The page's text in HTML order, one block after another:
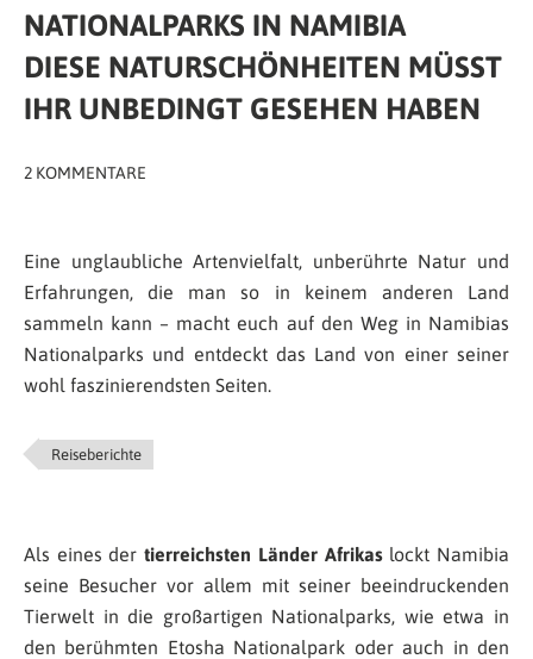
NATIONALPARKS IN NAMIBIA
DIESE NATURSCHÖNHEITEN MÜSST
IHR UNBEDINGT GESEHEN HABEN
2 KOMMENTARE
Eine unglaubliche Artenvielfalt, unberührte Natur und
Erfahrungen, die man so in keinem anderen Land
sammeln kann – macht euch auf den Weg in Namibias
Nationalparks und entdeckt das Land von einer seiner
wohl faszinierendsten Seiten.
Reiseberichte
Als eines dertierreichsten Länder Afrikaslockt Namibia
seine Besucher vor allem mit seiner beeindruckenden
Tierwelt in die großartigen Nationalparks, wie etwa in
den berühmten Etosha Nationalpark oder auch in den